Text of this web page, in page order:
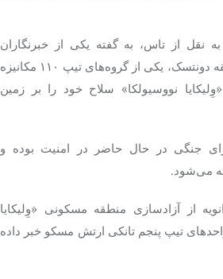
نقل از تاس، به گفته یکی از خبرنگاران
دونتسک
، یکی از گروه‌های تیپ ۱۱۰ مکانیزه
وِلیکایا نووسیولکا» سلاح خود را بر زمین
جنگی در حال حاضر
در امنیت بوده و
می‌شود.
وِلیکایا
تیپ پنجم تانکی ارتش مسکو خبر داده